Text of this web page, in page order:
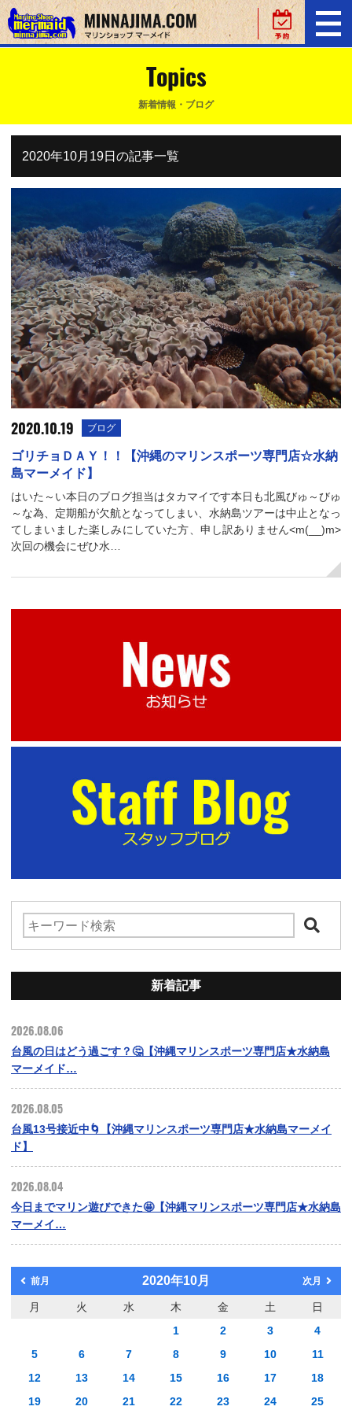
Topics
新着情報・ブログ
2020年10月19日の記事一覧
2020.10.19 ブログ
ゴリチョＤＡＹ！！【沖縄のマリンスポーツ専門店☆水納
島マーメイド】
はいた～い本日のブログ担当はタカマイです本日も北風びゅ～びゅ
～な為、定期船が欠航となってしまい、水納島ツアーは中止となっ
てしまいました楽しみにしていた方、申し訳ありません<m(__)m>
次回の機会にぜひ水…
新着記事
2026.08.06
台風の日はどう過ごす？🤔【沖縄マリンスポーツ専門店★水納島
マーメイド…
2026.08.05
台風13号接近中🌀【沖縄マリンスポーツ専門店★水納島マーメイ
ド】
2026.08.04
今日までマリン遊びできた🤩【沖縄マリンスポーツ専門店★水納島
マーメイ…
前月 2020年10月 次月
月 火 水 木 金 土
日
1
2 3
4
5
6 7 8 9 10
11
12
13 14 15 16 17
18
19
20 21 22 23 24 25